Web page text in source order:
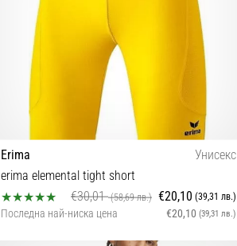
Erima
Унисекс
erima elemental tight short
€30,01(58,69 лв.) €20,10 (39,31 лв.)
Последна най-ниска цена €20,10 (39,31 лв.)